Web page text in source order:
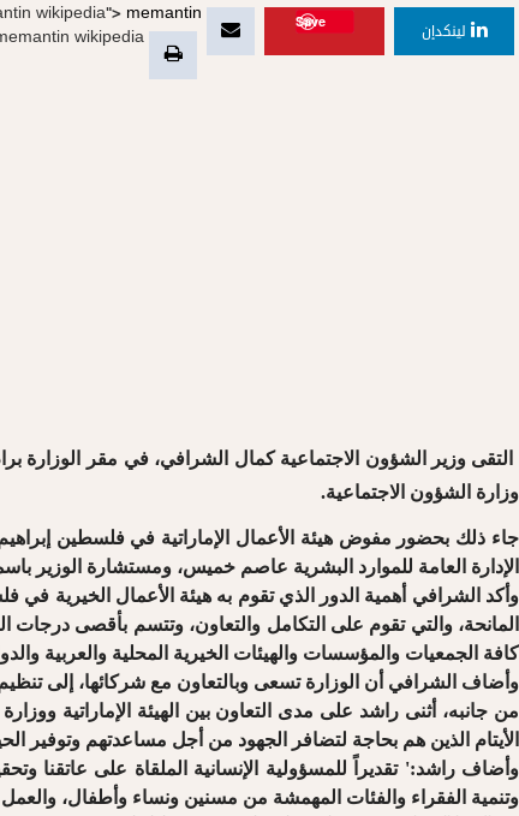
لينكدإن
Save
wikipedia"> memantin
wikipedia">
التقى وزير الشؤون الاجتماعية كمال الشرافي، في مقر الوزارة
وزارة الشؤون الاجتماعية.
جاء ذلك بحضور مفوض هيئة الأعمال الإماراتية في فلسطين إبراهيم
الإدارة العامة للموارد البشرية عاصم خميس، ومستشارة الوزير
وأكد الشرافي أهمية الدور الذي تقوم به هيئة الأعمال الخيرية
المانحة، والتي تقوم على التكامل والتعاون، وتتسم بأقصى
كافة الجمعيات والمؤسسات والهيئات الخيرية المحلية والعربية
وأضاف الشرافي أن الوزارة تسعى وبالتعاون مع شركائها، إلى
من جانبه، أثنى راشد على مدى التعاون بين الهيئة الإماراتية
الأيتام الذين هم بحاجة لتضافر الجهود من أجل مساعدتهم وتوفير
وأضاف راشد:' تقديراً للمسؤولية الإنسانية الملقاة على عاتقنا
وتنمية الفقراء والفئات المهمشة من مسنين ونساء وأطفال،